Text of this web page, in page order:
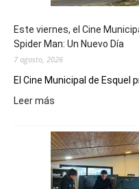
Este viernes, el Cine
Spider Man: Un Nuevo Día
7 agosto, 2026
El Cine Municipal de Esquel
Leer más
viernes,
el
Cine
Municipal
presenta